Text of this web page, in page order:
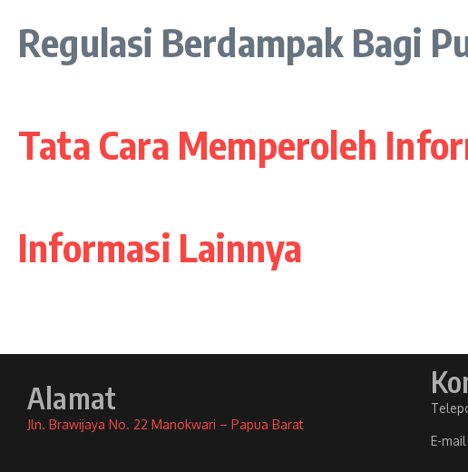
Regulasi Berdampak Bagi
Tata Cara Memperoleh
Informasi Lainnya
Alamat
Jln. Brawijaya No. 22 Manokwari – Papua Barat
E-